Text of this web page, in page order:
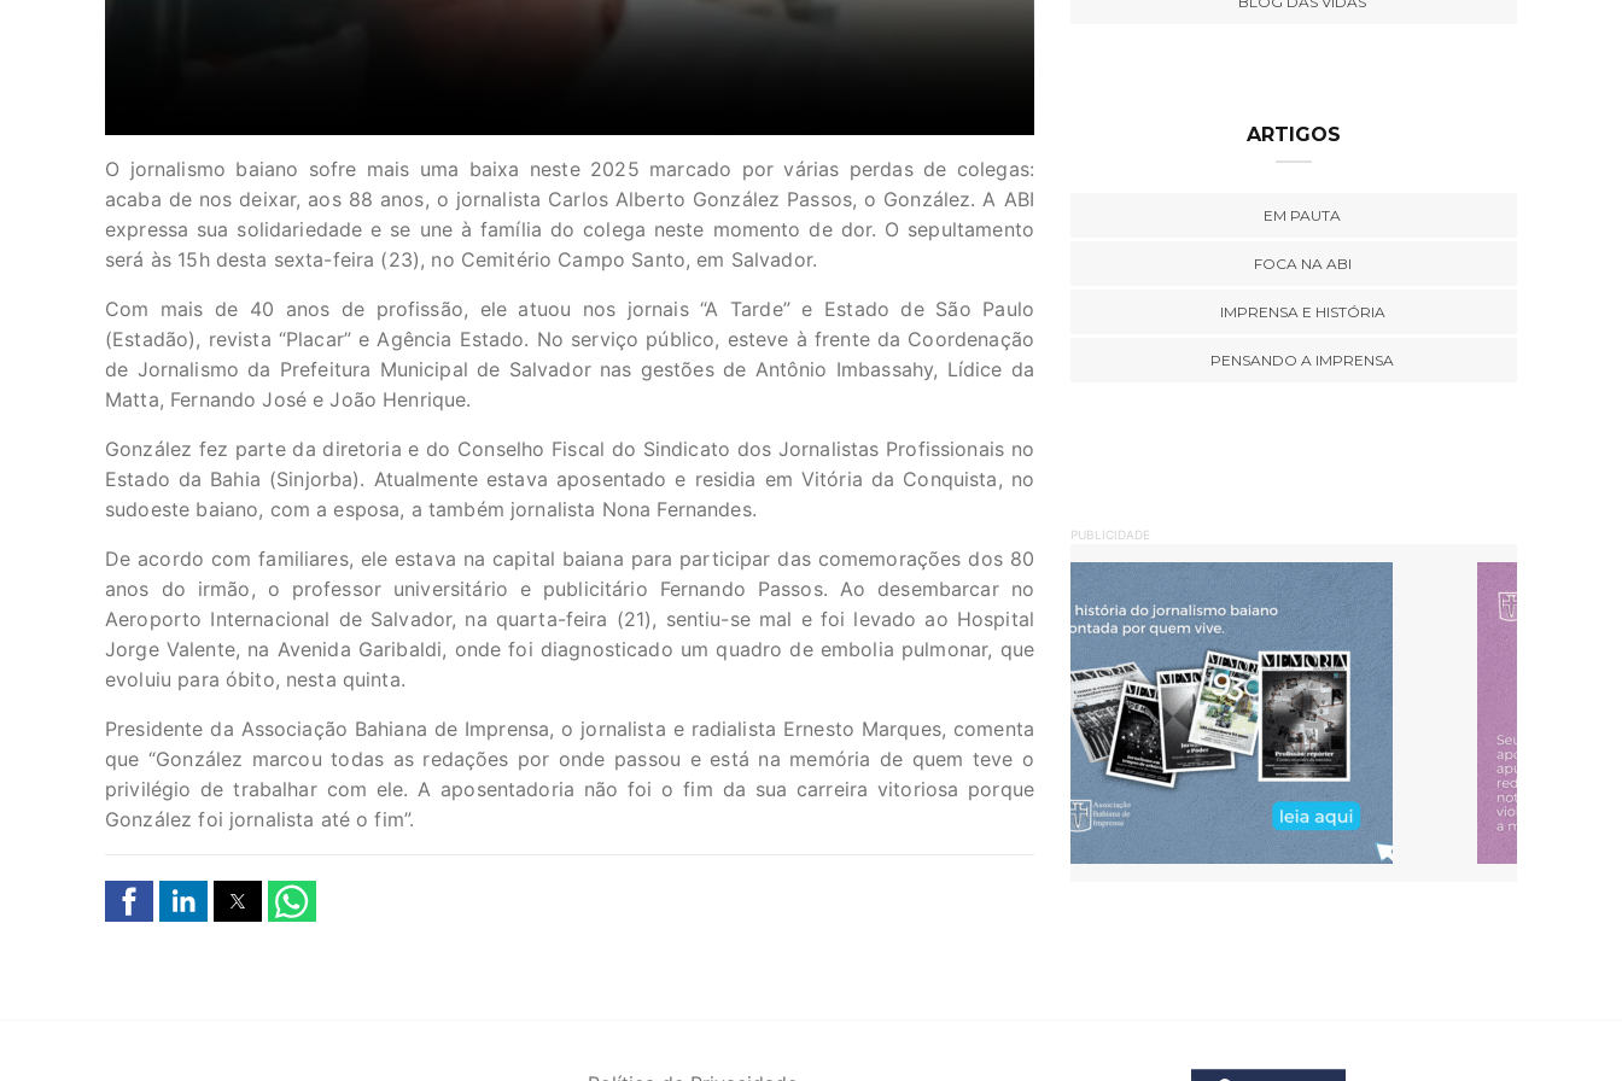
O jornalismo baiano sofre mais uma baixa neste 2025 marcado por várias perdas de colegas:
acaba de nos deixar, aos 88 anos, o jornalista Carlos Alberto González Passos, o González. A ABI
expressa sua solidariedade e se une à família do colega neste momento de dor. O sepultamento
será às 15h desta sexta-feira (23), no Cemitério Campo Santo, em Salvador.
Com mais de 40 anos de profissão, ele atuou nos jornais “A Tarde” e Estado de São Paulo
(Estadão), revista “Placar” e Agência Estado. No serviço público, esteve à frente da Coordenação
de Jornalismo da Prefeitura Municipal de Salvador nas gestões de Antônio Imbassahy, Lídice da
Matta, Fernando José e João Henrique.
González fez parte da diretoria e do Conselho Fiscal do Sindicato dos Jornalistas Profissionais no
Estado da Bahia (Sinjorba). Atualmente estava aposentado e residia em Vitória da Conquista, no
sudoeste baiano, com a esposa, a também jornalista Nona Fernandes.
De acordo com familiares, ele estava na capital baiana para participar das comemorações dos 80
anos do irmão, o professor universitário e publicitário Fernando Passos. Ao desembarcar no
Aeroporto Internacional de Salvador, na quarta-feira (21), sentiu-se mal e foi levado ao Hospital
Jorge Valente, na Avenida Garibaldi, onde foi diagnosticado um quadro de embolia pulmonar, que
evoluiu para óbito, nesta quinta.
Presidente da Associação Bahiana de Imprensa, o jornalista e radialista Ernesto Marques, comenta
que “González marcou todas as redações por onde passou e está na memória de quem teve o
privilégio de trabalhar com ele. A aposentadoria não foi o fim da sua carreira vitoriosa porque
González foi jornalista até o fim”.
ARTIGOS
EM PAUTA
FOCA NA ABI
IMPRENSA E HISTÓRIA
PENSANDO A IMPRENSA
PUBLICIDADE